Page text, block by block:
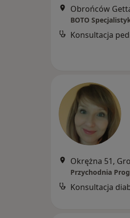
BOTO
Konsultacja
Okrężna 51,
Przychodnia
Konsultacja